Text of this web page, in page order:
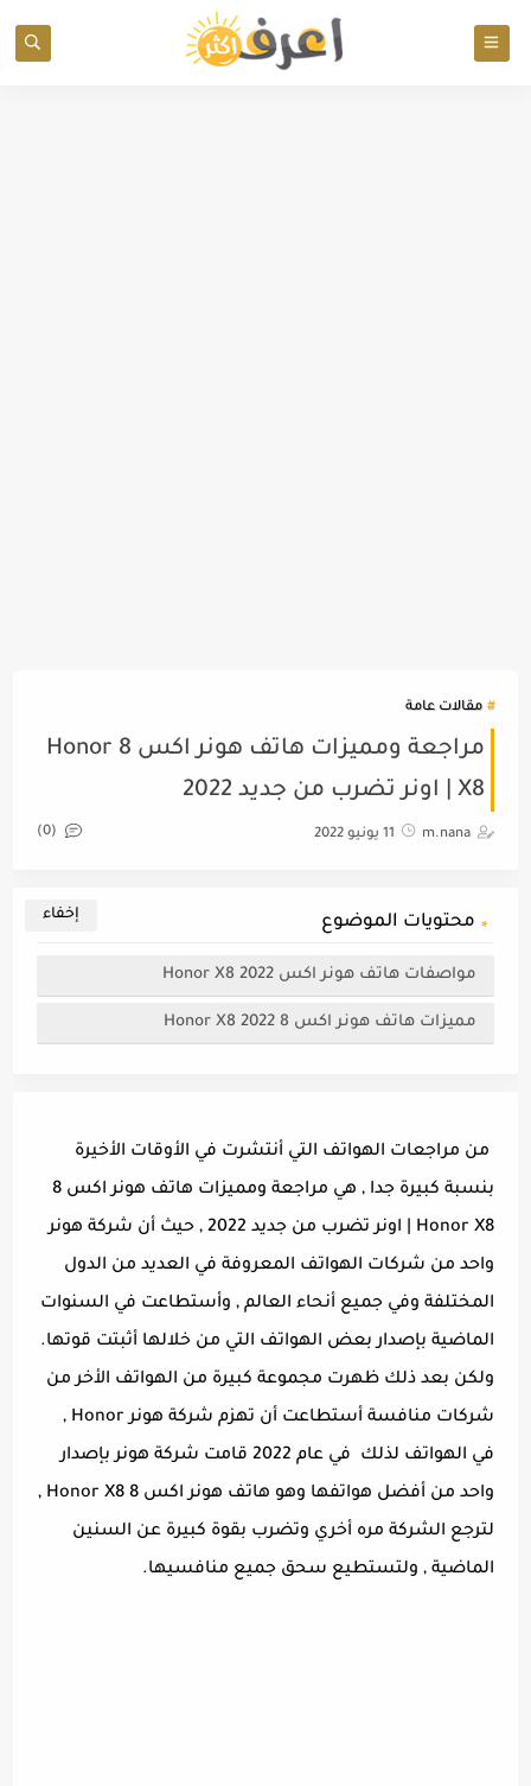
مقالات عامة
مراجعة ومميزات هاتف هونر اكس 8 Honor
X8 | اونر تضرب من جديد 2022
m.nana 11 يونيو 2022 (0)
محتويات الموضوع
مواصفات هاتف هونر اكس Honor X8 2022
مميزات هاتف هونر اكس 8 Honor X8 2022
من مراجعات الهواتف التي أنتشرت في الأوقات الأخيرة
بنسبة كبيرة جدا , هي مراجعة ومميزات هاتف هونر اكس 8
Honor X8 | اونر تضرب من جديد 2022 , حيث أن شركة هونر
واحد من شركات الهواتف المعروفة في العديد من الدول
المختلفة وفي جميع أنحاء العالم , وأستطاعت في السنوات
الماضية بإصدار بعض الهواتف التي من خلالها أثبتت قوتها.
ولكن بعد ذلك ظهرت مجموعة كبيرة من الهواتف الأخر من
شركات منافسة أستطاعت أن تهزم شركة هونر Honor ,
في الهواتف لذلك في عام 2022 قامت شركة هونر بإصدار
واحد من أفضل هواتفها وهو هاتف هونر اكس 8 Honor X8 ,
لترجع الشركة مره أخري وتضرب بقوة كبيرة عن السنين
الماضية , ولتستطيع سحق جميع منافسيها.